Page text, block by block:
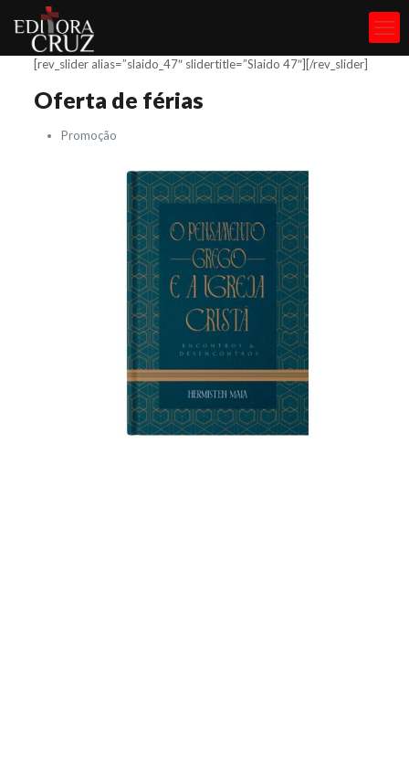
[rev_slider alias=”slaido_47″ slidertitle=”Slaido 47″][/rev_slider]
Oferta de férias
Promoção